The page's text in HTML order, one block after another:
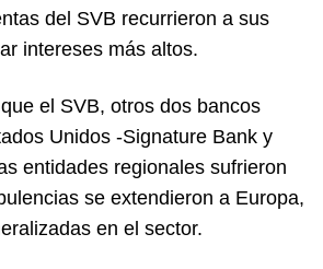
del SVB recurrieron a sus
intereses más altos.
el SVB, otros dos bancos
Unidos -Signature Bank y
entidades regionales sufrieron
se extendieron a Europa,
en el sector.